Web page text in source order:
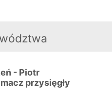
- Piotr
przysięgły